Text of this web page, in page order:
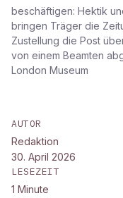
beschäftigen: Hektik
bringen Träger die
Zustellung die Post
von einem Beamten
London Museum
AUTOR
Redaktion
30. April 2026
LESEZEIT
1 Minute